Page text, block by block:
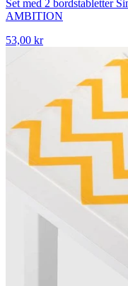
Set med 2 bordstabletter
AMBITION
53,00 kr